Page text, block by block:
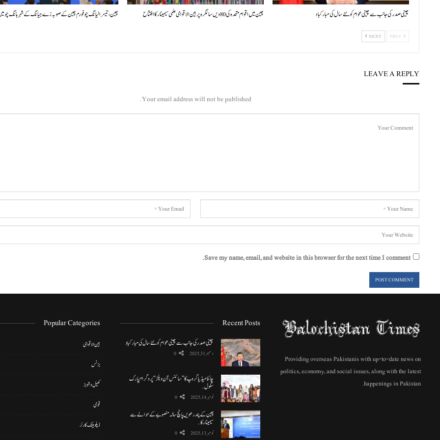
چینی صدر کی جانب سے چینی عوام کو نئے سال کی مبارکباد چین میں اقوام متحدہ کی 80ویں سالگرہ پر بین الاقوامی علمی سیمینار کا افتتاح چین، تیسرا لیانگ چو فورم چین کے صوبہ زے جیانگ کے شہر ہانگ چو
NEXT
LEAVE A REPLY
Your email address will not be published.
Save my name, email, and website in this browser for the next time I comment.
Providing overseas Pakistanis with up-to-date news on
politics, economy, and social issues, along with the latest
happenings in Pakistan.
Recent Posts
چینی صدر کی جانب سے چینی عوام کو نئے سال کی مبارکباد
دسمبر 31, 2025
چائنا میڈیا گروپ کا ”سائنس آن ویلز“ پروگرام پارک
سکول…
نومبر 14, 2025
چین کے پندرھویں پانچ سالہ منصوبے کے حوالے سے
سیمینار کا…
نومبر 13, 2025
Popular Categories
بین الاقوامی
بزنس
کھیل و شوبز
قومی
ڈپلومیٹک کارنر